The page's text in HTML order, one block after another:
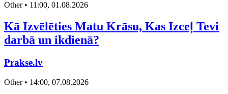
Other • 11:00, 01.08.2026
Kā Izvēlēties Matu Krāsu, Kas Izceļ Tevi
darbā un ikdienā?
Prakse.lv
Other • 14:00, 07.08.2026